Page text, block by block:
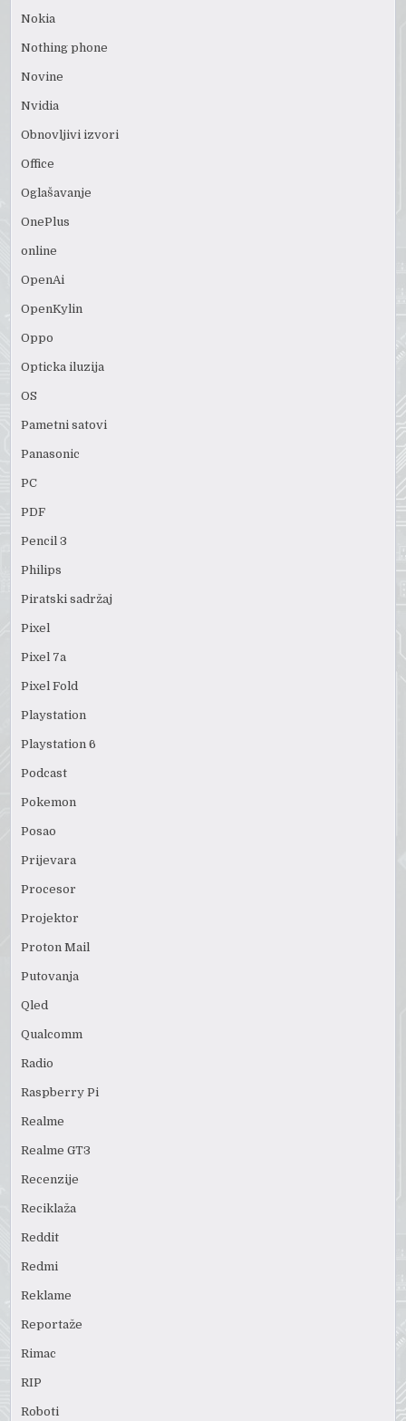
Nokia
Nothing phone
Novine
Nvidia
Obnovljivi izvori
Office
Oglašavanje
OnePlus
online
OpenAi
OpenKylin
Oppo
Opticka iluzija
OS
Pametni satovi
Panasonic
PC
PDF
Pencil 3
Philips
Piratski sadržaj
Pixel
Pixel 7a
Pixel Fold
Playstation
Playstation 6
Podcast
Pokemon
Posao
Prijevara
Procesor
Projektor
Proton Mail
Putovanja
Qled
Qualcomm
Radio
Raspberry Pi
Realme
Realme GT3
Recenzije
Reciklaža
Reddit
Redmi
Reklame
Reportaže
Rimac
RIP
Roboti